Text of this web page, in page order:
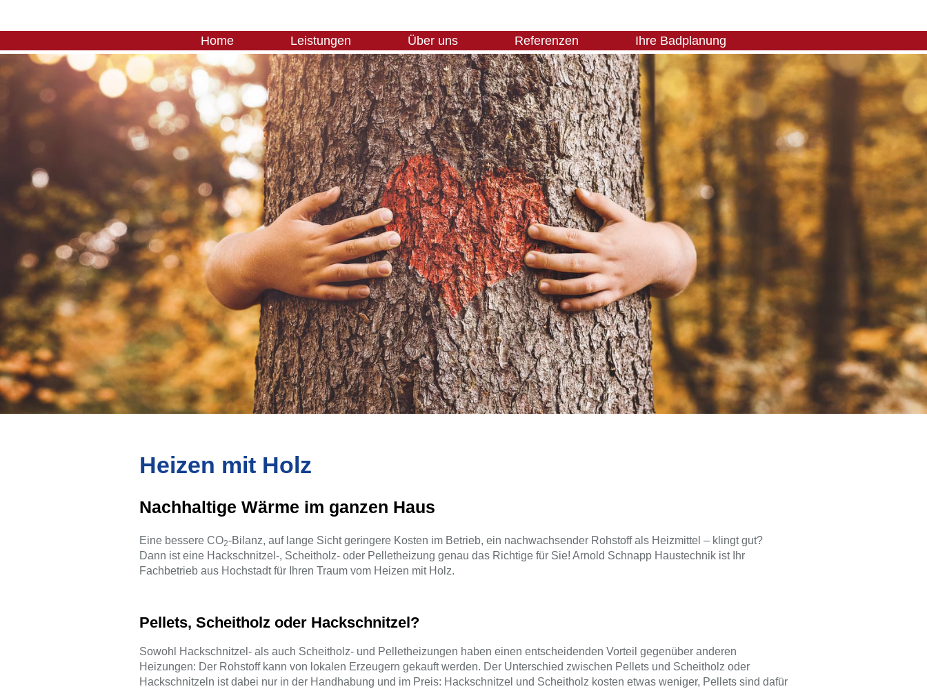
Home Leistungen Über uns Referenzen Ihre Badplanung
Heizen mit Holz
Nachhaltige Wärme im ganzen Haus
Eine bessere CO2-Bilanz, auf lange Sicht geringere Kosten im Betrieb, ein nachwachsender Rohstoff als Heizmittel – klingt gut?
Dann ist eine Hackschnitzel-, Scheitholz- oder Pelletheizung genau das Richtige für Sie! Arnold Schnapp Haustechnik ist Ihr
Fachbetrieb aus Hochstadt für Ihren Traum vom Heizen mit Holz.
Pellets, Scheitholz oder Hackschnitzel?
Sowohl Hackschnitzel- als auch Scheitholz- und Pelletheizungen haben einen entscheidenden Vorteil gegenüber anderen
Heizungen: Der Rohstoff kann von lokalen Erzeugern gekauft werden. Der Unterschied zwischen Pellets und Scheitholz oder
Hackschnitzeln ist dabei nur in der Handhabung und im Preis: Hackschnitzel und Scheitholz kosten etwas weniger, Pellets sind dafür